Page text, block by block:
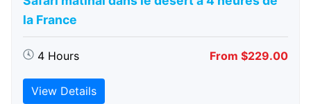
la France
4 Hours From $229.00
View Details